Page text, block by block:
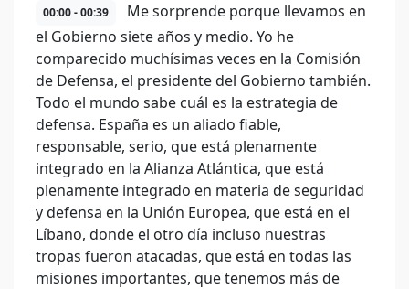
00:00 - 00:39
Me sorprende porque llevamos en
el Gobierno siete años y medio. Yo he
comparecido muchísimas veces en la Comisión
de Defensa, el presidente del Gobierno también.
Todo el mundo sabe cuál es la estrategia de
defensa. España es un aliado fiable,
responsable, serio, que está plenamente
integrado en la Alianza Atlántica, que está
plenamente integrado en materia de seguridad
y defensa en la Unión Europea, que está en el
Líbano, donde el otro día incluso nuestras
tropas fueron atacadas, que está en todas las
misiones importantes, que tenemos más de